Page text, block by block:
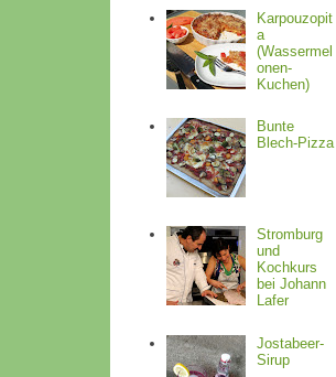
Karpouzopit
a
(Wassermel
onen-
Kuchen)
Bunte
Blech-Pizza
Stromburg
und
Kochkurs
bei Johann
Lafer
Jostabeer-
Sirup